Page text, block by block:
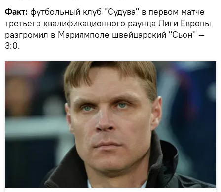
Факт: футбольный клуб "Судува" в первом матче
третьего квалификационного раунда Лиги Европы
разгромил в Мариямполе швейцарский "Сьон" —
3:0.